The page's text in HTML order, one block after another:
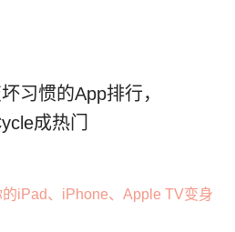
习惯的App排行，
成热门